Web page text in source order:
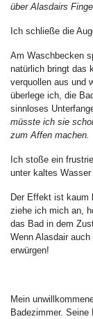
über Alasdairs
Ich schließe die
Am Waschbecken
natürlich bringt das
verquollen aus und
überlege ich, die
sinnloses
müsste ich sie
zum Affen machen.
Ich stoße ein
unter kaltes
Der Effekt ist kaum
ziehe ich mich an,
das Bad in dem
Wenn Alasdair
erwürgen!
Mein
Badezimmer.